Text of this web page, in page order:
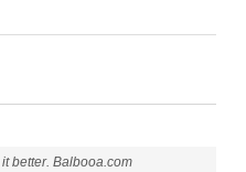
better. Balbooa.com